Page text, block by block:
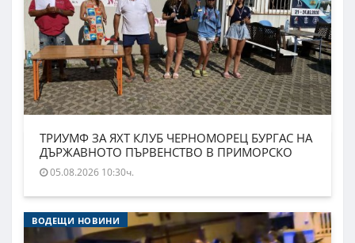
ТРИУМФ ЗА ЯХТ КЛУБ ЧЕРНОМОРЕЦ БУРГАС НА
ДЪРЖАВНОТО ПЪРВЕНСТВО В ПРИМОРСКО
05.08.2026 10:30ч.
ВОДЕЩИ НОВИНИ